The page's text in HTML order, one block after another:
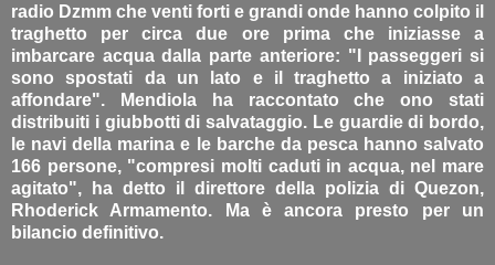
radio Dzmm che venti forti e grandi onde hanno colpito il
traghetto per circa due ore prima che iniziasse a
imbarcare acqua dalla parte anteriore: "I passeggeri si
sono spostati da un lato e il traghetto a iniziato a
affondare". Mendiola ha raccontato che ono stati
distribuiti i giubbotti di salvataggio. Le guardie di bordo,
le navi della marina e le barche da pesca hanno salvato
166 persone, "compresi molti caduti in acqua, nel mare
agitato", ha detto il direttore della polizia di Quezon,
Rhoderick Armamento. Ma è ancora presto per un
bilancio definitivo.